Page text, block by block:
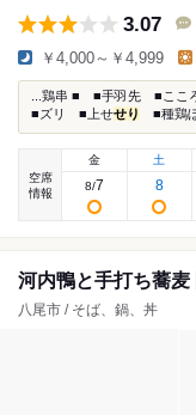
3.07
￥4,000～￥4,999
...鶏串 ■ ■手羽先 ■こ
■ズリ ■上せせり ■種鶏
空席
情報
金
8/7
土
8
河内鴨と手打ち蕎麦
八尾市 / そば、鍋、丼